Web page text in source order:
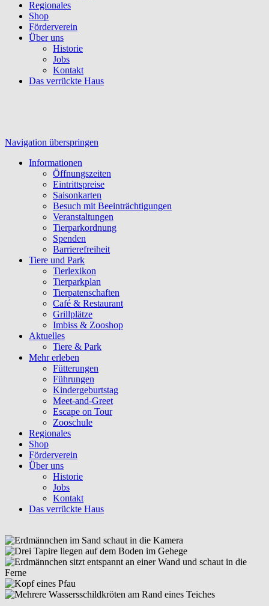
Regionales
Shop
Förderverein
Über uns
Historie
Jobs
Kontakt
Das verrückte Haus
Navigation überspringen
Informationen
Öffnungszeiten
Eintrittspreise
Saisonkarten
Besuch mit Beeinträchtigungen
Veranstaltungen
Tierparkordnung
Spenden
Barrierefreiheit
Tiere und Park
Tierlexikon
Tierparkplan
Tierpatenschaften
Café & Restaurant
Grillplätze
Imbiss & Zooshop
Aktuelles
Tiere & Park
Mehr erleben
Fütterungen
Führungen
Kindergeburtstag
Meet-and-Greet
Escape on Tour
Zooschule
Regionales
Shop
Förderverein
Über uns
Historie
Jobs
Kontakt
Das verrückte Haus